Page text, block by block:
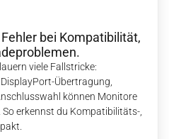
bei Kompatibilität,
viele Fallstricke:
Übertragung,
können Monitore
erkennst du Kompatibilitäts-,